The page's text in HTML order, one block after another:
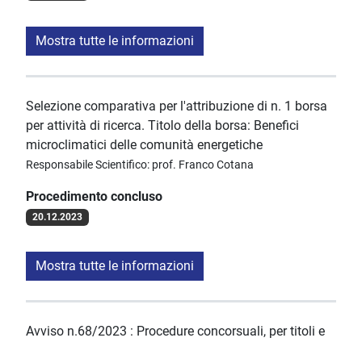
Mostra tutte le informazioni
Selezione comparativa per l'attribuzione di n. 1 borsa
per attività di ricerca. Titolo della borsa: Benefici
microclimatici delle comunità energetiche
Responsabile Scientifico: prof. Franco Cotana
Procedimento concluso
20.12.2023
Mostra tutte le informazioni
Avviso n.68/2023 : Procedure concorsuali, per titoli e